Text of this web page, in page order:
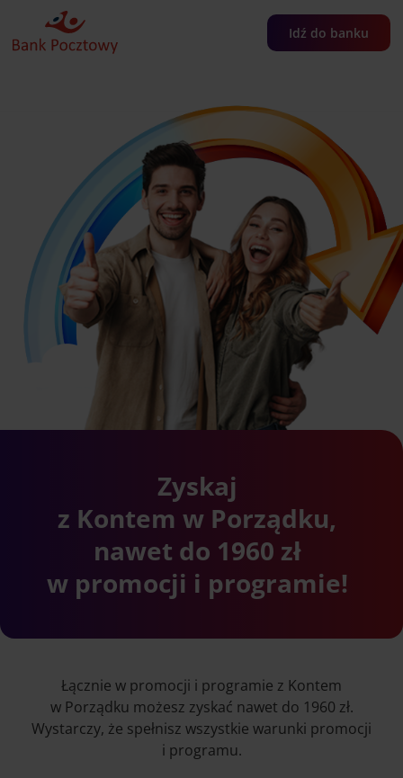
Idź do banku
Zyskaj
z Kontem w Porządku,
nawet do 1960 zł
w promocji i programie!
Łącznie w promocji i programie z Kontem
w Porządku możesz zyskać nawet do 1960 zł.
Wystarczy, że spełnisz wszystkie warunki promocji
i programu.